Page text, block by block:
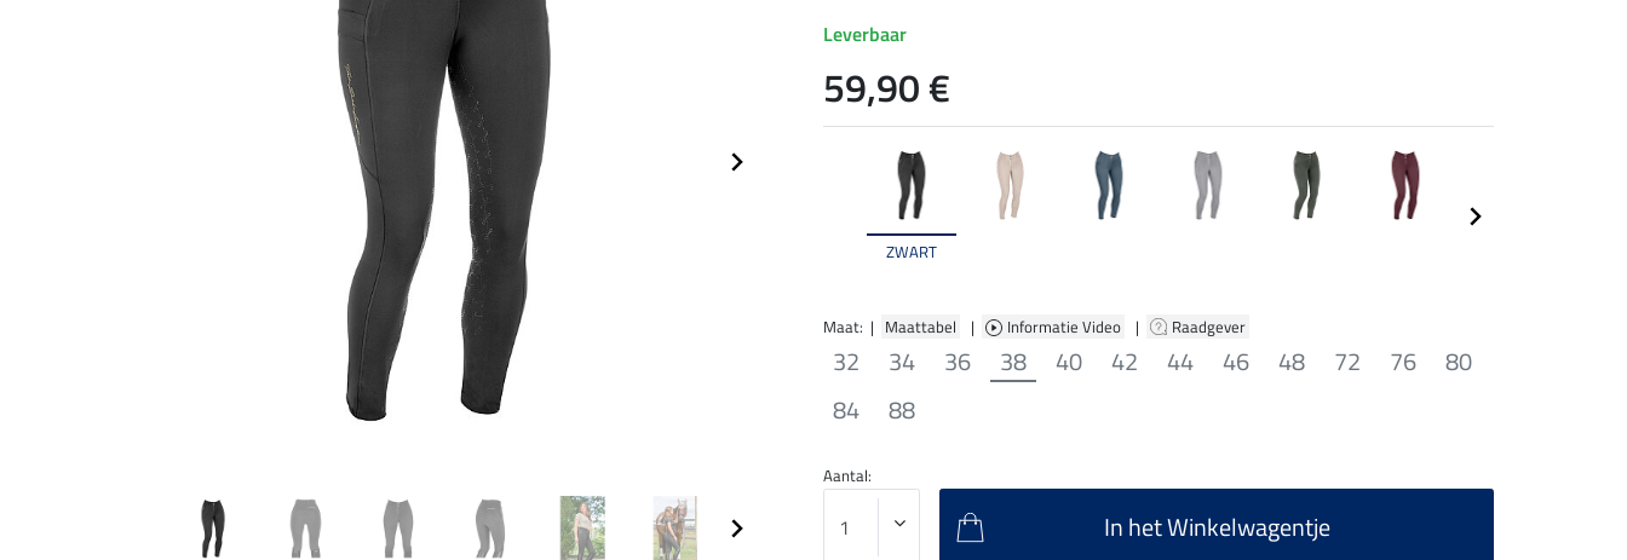
ZWART
Maat: | Maattabel | Informatie Video | Raadgever
32 34 36 38 40 42 44 46 48 72 76
80
84
88
Leverbaar
59,90 €
Aantal:
In het Winkelwagentje